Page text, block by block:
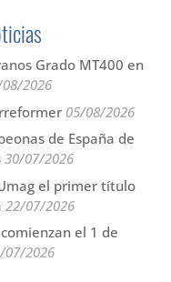
Grado MT400 en
2026
05/08/2026
de España de
30/07/2026
el primer título
22/07/2026
el 1 de
07/2026